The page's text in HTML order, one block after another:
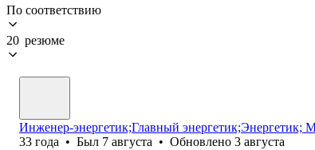
По соответствию
20 резюме
Инженер-энергетик;Главный энергетик;Энергетик;
33 года • Был 7 августа • Обновлено 3 августа